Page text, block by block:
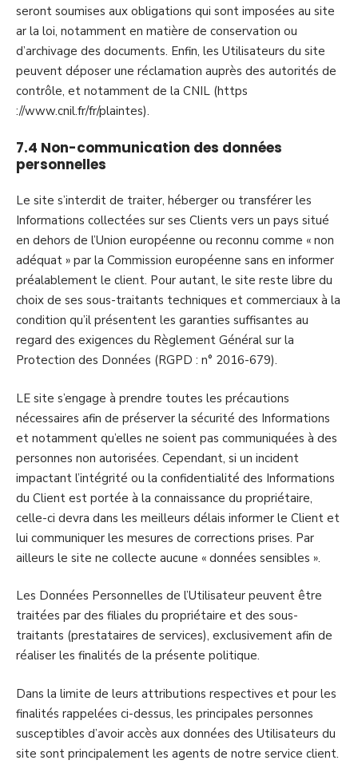
seront soumises aux obligations qui sont imposées au site
ar la loi, notamment en matière de conservation ou
d’archivage des documents. Enfin, les Utilisateurs du site
peuvent déposer une réclamation auprès des autorités de
contrôle, et notamment de la CNIL (https
://www.cnil.fr/fr/plaintes).
7.4 Non-communication des données
personnelles
Le site s’interdit de traiter, héberger ou transférer les
Informations collectées sur ses Clients vers un pays situé
en dehors de l’Union européenne ou reconnu comme « non
adéquat » par la Commission européenne sans en informer
préalablement le client. Pour autant, le site reste libre du
choix de ses sous-traitants techniques et commerciaux à la
condition qu’il présentent les garanties suffisantes au
regard des exigences du Règlement Général sur la
Protection des Données (RGPD : n° 2016-679).
LE site s’engage à prendre toutes les précautions
nécessaires afin de préserver la sécurité des Informations
et notamment qu’elles ne soient pas communiquées à des
personnes non autorisées. Cependant, si un incident
impactant l’intégrité ou la confidentialité des Informations
du Client est portée à la connaissance du propriétaire,
celle-ci devra dans les meilleurs délais informer le Client et
lui communiquer les mesures de corrections prises. Par
ailleurs le site ne collecte aucune « données sensibles ».
Les Données Personnelles de l’Utilisateur peuvent être
traitées par des filiales du propriétaire et des sous-
traitants (prestataires de services), exclusivement afin de
réaliser les finalités de la présente politique.
Dans la limite de leurs attributions respectives et pour les
finalités rappelées ci-dessus, les principales personnes
susceptibles d’avoir accès aux données des Utilisateurs du
site sont principalement les agents de notre service client.